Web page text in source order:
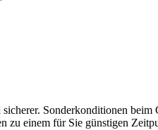
Sonderkonditionen
zu einem für Sie günstigen